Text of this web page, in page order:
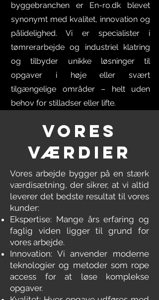
byggebranchen er En-ro.dk blevet
synonymt med kvalitet, innovation og
pålidelighed. Vi er specialister i
tømrerarbejde og industriel klatring
og tilbyder unikke løsninger til
opgaver i høje eller svært
tilgængelige områder – helt uden
behov for stilladser eller lifte.
Vores
Værdier
Vores arbejde bygger på en stærk
værdisætning, der sikrer, at vi altid
leverer det bedste resultat til vores
kunder:
Ekspertise: Mange års erfaring og
faglig viden ligger til grund for
vores arbejde.
Innovation: Vi anvender moderne
teknologier og metoder som rope
access for at løse komplekse
opgaver.